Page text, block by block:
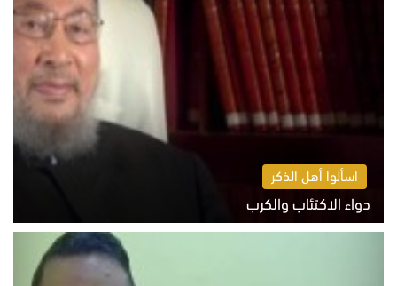
اسألوا أهل الذكر
دواء الاكتئاب والكرب
السبت 8 أغسطس 2026 10:54 ص